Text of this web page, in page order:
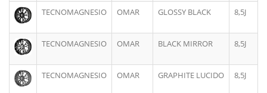
TECNOMAGNESIO OMAR GLOSSY BLACK 8,5J
TECNOMAGNESIO OMAR BLACK MIRROR 8,5J
TECNOMAGNESIO OMAR GRAPHITE LUCIDO 8,5J